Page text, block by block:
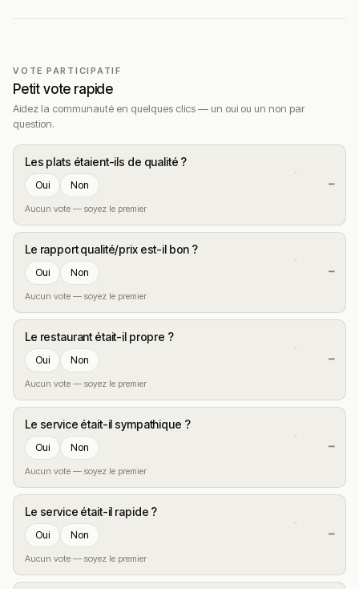
VOTE PARTICIPATIF
Petit vote rapide
Aidez la communauté en quelques clics — un oui ou un non par
question.
Les plats étaient-ils de qualité ?
Oui Non
Aucun vote — soyez le premier
—
Le rapport qualité/prix est-il bon ?
Oui Non
Aucun vote — soyez le premier
—
Le restaurant était-il propre ?
Oui Non
Aucun vote — soyez le premier
—
Le service était-il sympathique ?
Oui Non
Aucun vote — soyez le premier
—
Le service était-il rapide ?
Oui Non
Aucun vote — soyez le premier
—